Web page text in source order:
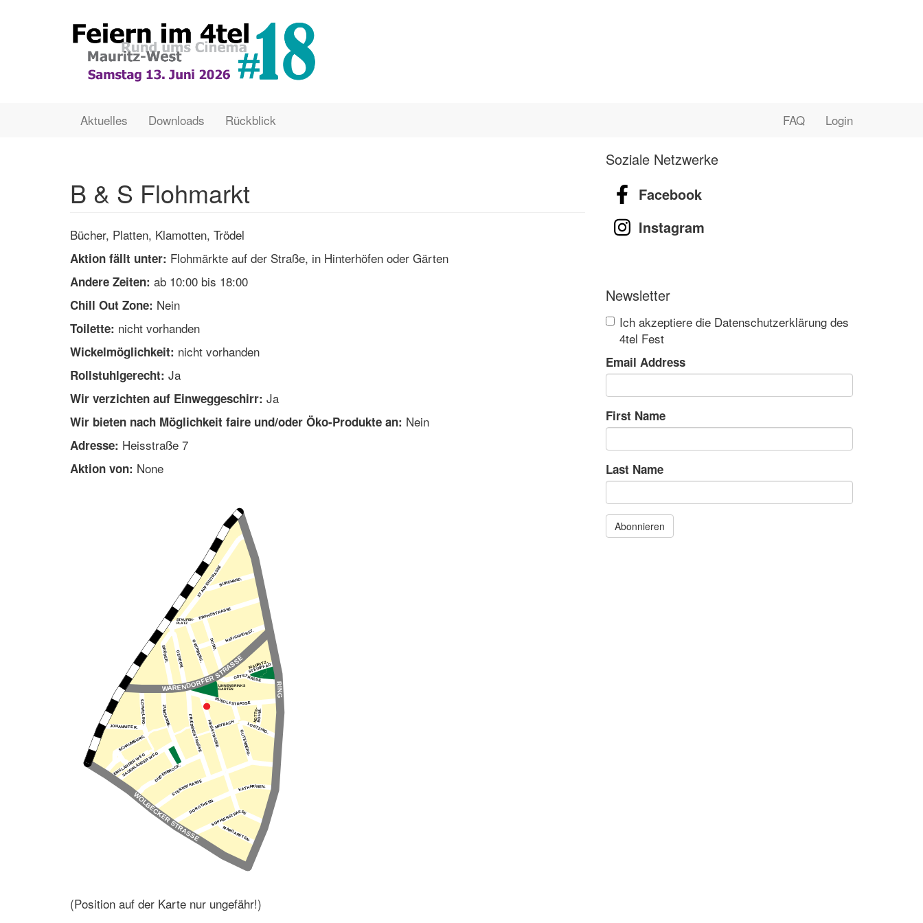
Main
Aktuelles Downloads Rückblick
User FAQ Login
B & S Flohmarkt
Bücher, Platten, Klamotten, Trödel
Aktion fällt unter: Flohmärkte auf der Straße, in Hinterhöfen oder Gärten
Andere Zeiten: ab 10:00 bis 18:00
Chill Out Zone: Nein
Toilette: nicht vorhanden
Wickelmöglichkeit: nicht vorhanden
Rollstuhlgerecht: Ja
Wir verzichten auf Einweggeschirr: Ja
Wir bieten nach Möglichkeit faire und/oder Öko-Produkte an: Nein
Adresse: Heisstraße 7
Aktion von: None
(Position auf der Karte nur ungefähr!)
Soziale Netzwerke
Facebook
Instagram
Newsletter
Ich akzeptiere die Datenschutzerklärung des
4tel Fest
Email Address
First Name
Last Name
Abonnieren